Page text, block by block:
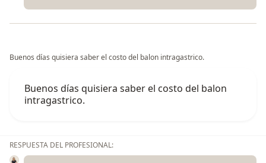
Buenos días quisiera saber el costo del balon intragastrico.
Buenos días quisiera saber el costo del balon
intragastrico.
RESPUESTA DEL PROFESIONAL: